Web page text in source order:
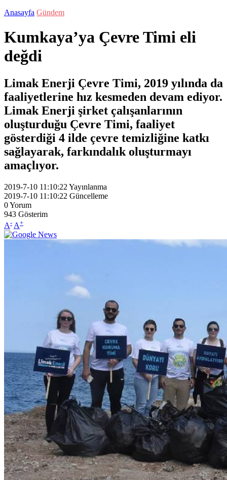
Anasayfa Gündem
Kumkaya’ya Çevre Timi eli
değdi
Limak Enerji Çevre Timi, 2019 yılında da
faaliyetlerine hız kesmeden devam ediyor.
Limak Enerji şirket çalışanlarının
oluşturduğu Çevre Timi, faaliyet
gösterdiği 4 ilde çevre temizliğine katkı
sağlayarak, farkındalık oluşturmayı
amaçlıyor.
2019-7-10 11:10:22 Yayınlanma
2019-7-10 11:10:22 Güncelleme
0Yorum
943 Gösterim
A- A+